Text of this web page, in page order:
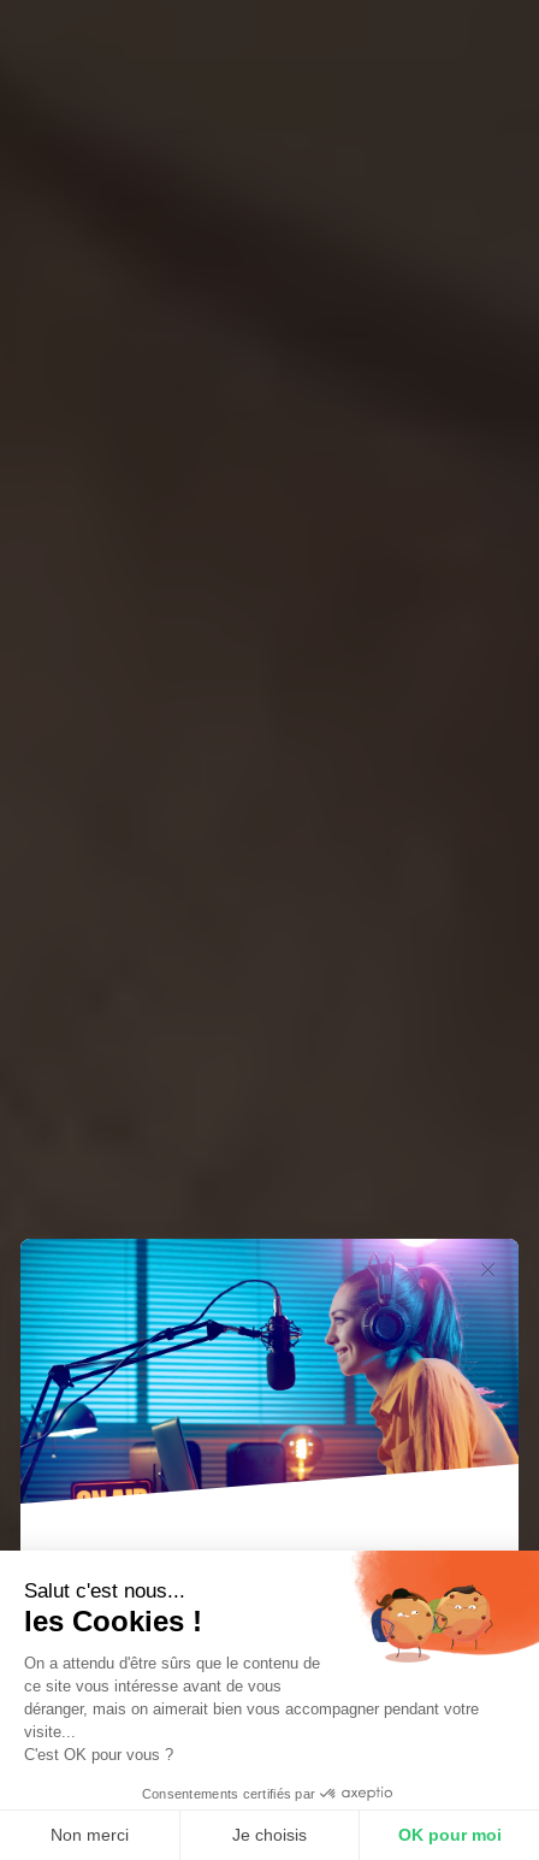
Cet article explique comment devenir un animateur
radio. Il aborde les études, les emplois, le salaire et
les compétences nécessaires. Des milliers de
passionnés de radio ont créé des webradios avec
RadioKing
Salut c'est nous...
les Cookies !
On a attendu d'être sûrs que le contenu de
ce site vous intéresse avant de vous
déranger, mais on aimerait bien vous accompagner pendant votre
visite...
C'est OK pour vous ?
Consentements certifiés par
Non merci Je choisis OK pour moi